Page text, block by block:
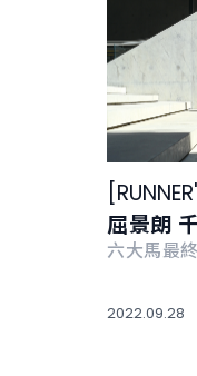
屈景朗
六大馬最
2022.09.28